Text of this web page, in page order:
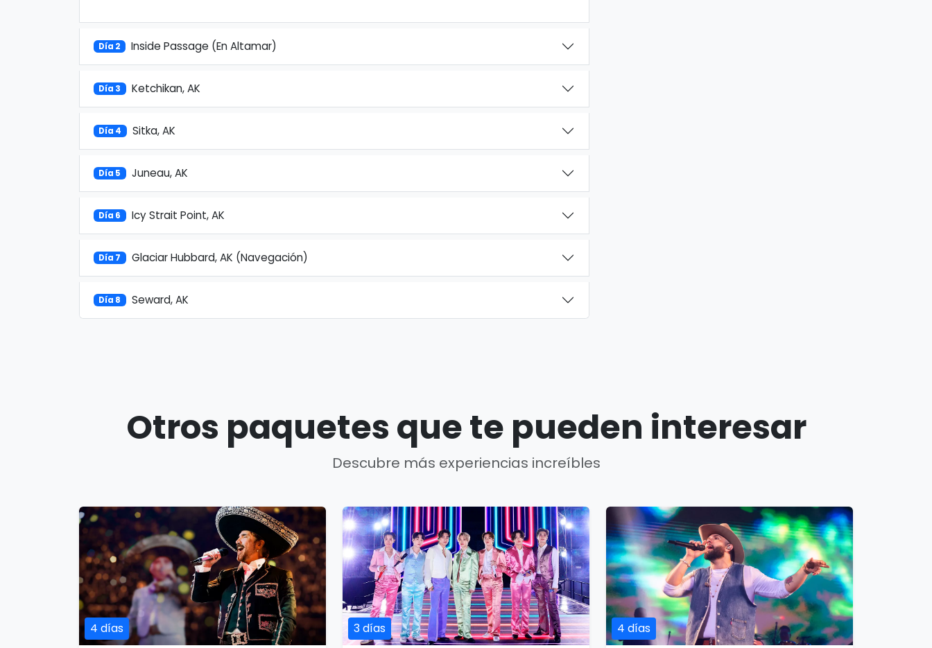
Día 2 Inside Passage (En Altamar)
Día 3 Ketchikan, AK
Día 4 Sitka, AK
Día 5 Juneau, AK
Día 6 Icy Strait Point, AK
Día 7 Glaciar Hubbard, AK (Navegación)
Día 8 Seward, AK
Otros paquetes que te pueden interesar
Descubre más experiencias increíbles
4 días 3 días 4 días